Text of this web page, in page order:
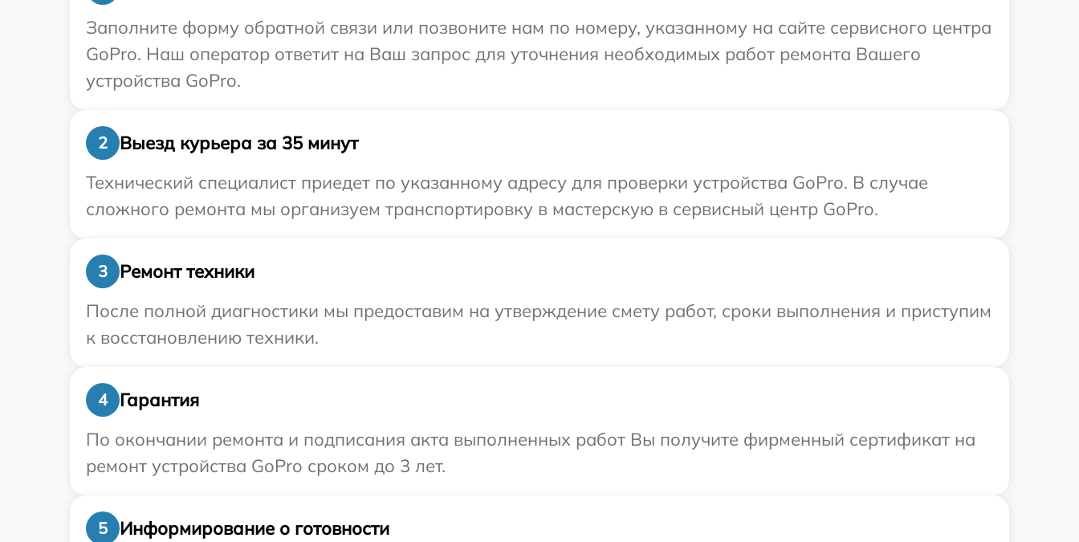
Заполните форму обратной связи или позвоните нам по номеру, указанному на сайте сервисного центра
GoPro. Наш оператор ответит на Ваш запрос для уточнения необходимых работ ремонта Вашего
устройства GoPro.
2
Выезд курьера за 35 минут
Технический специалист приедет по указанному адресу для проверки устройства GoPro. В случае
сложного ремонта мы организуем транспортировку в мастерскую в сервисный центр GoPro.
3
Ремонт техники
После полной диагностики мы предоставим на утверждение смету работ, сроки выполнения и приступим
к восстановлению техники.
4
Гарантия
По окончании ремонта и подписания акта выполненных работ Вы получите фирменный сертификат на
ремонт устройства GoPro сроком до 3 лет.
5
Информирование о готовности